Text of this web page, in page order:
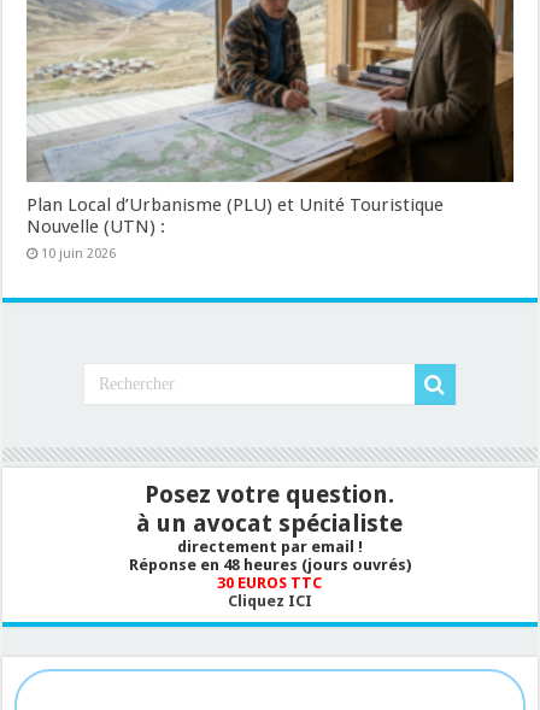
Plan Local d’Urbanisme (PLU) et Unité Touristique
Nouvelle (UTN) :
10 juin 2026
Posez votre question.
à un avocat spécialiste
directement par email !
Réponse en 48 heures (jours ouvrés)
30 EUROS TTC
Cliquez ICI